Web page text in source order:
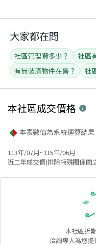
大家都在問
社區管理費多少？
社區
有無裝潢物件在售？
社
本社區成交價格
本表數值為系統運算結
113年/07月~115年/06月
近二年成交價(排除特殊關係間
本社區近
洽詢專人為您提